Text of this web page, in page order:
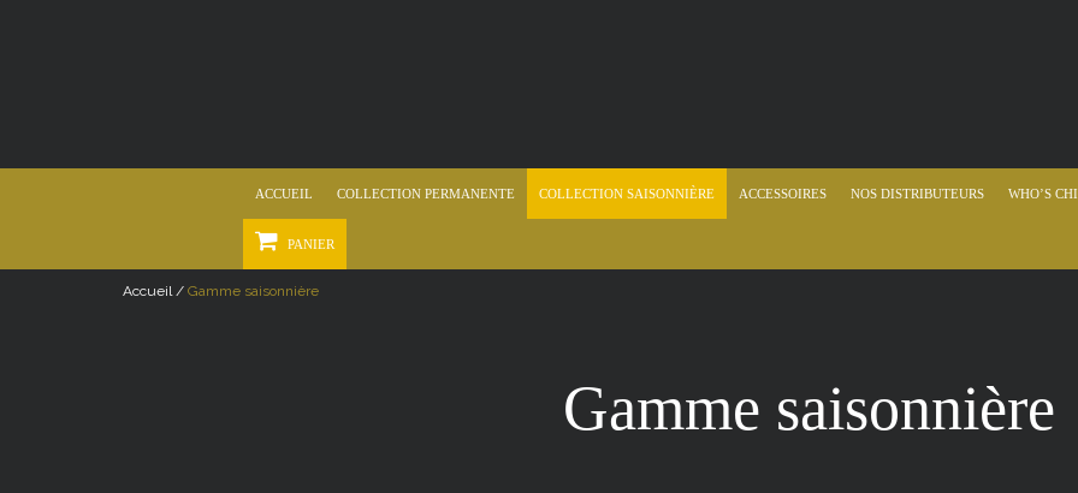
ACCUEIL COLLECTION PERMANENTE COLLECTION SAISONNIÈRE ACCESSOIRES NOS DISTRIBUTEURS WHO’S
PANIER
Accueil / Gamme saisonnière
Gamme saisonnière